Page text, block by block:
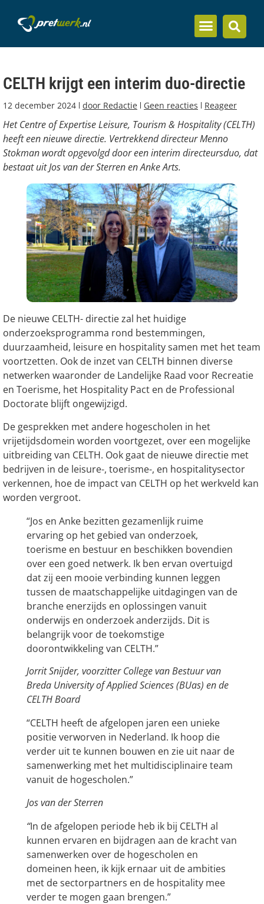
CELTH krijgt een interim duo-directie
12 december 2024 door Redactie Geen reacties Reageer
Het Centre of Expertise Leisure, Tourism & Hospitality (CELTH)
heeft een nieuwe directie. Vertrekkend directeur Menno
Stokman wordt opgevolgd door een interim directeursduo, dat
bestaat uit Jos van der Sterren en Anke Arts.
De nieuwe CELTH- directie zal het huidige
onderzoeksprogramma rond bestemmingen,
duurzaamheid, leisure en hospitality samen met het team
voortzetten. Ook de inzet van CELTH binnen diverse
netwerken waaronder de Landelijke Raad voor Recreatie
en Toerisme, het Hospitality Pact en de Professional
Doctorate blijft ongewijzigd.
De gesprekken met andere hogescholen in het
vrijetijdsdomein worden voortgezet, over een mogelijke
uitbreiding van CELTH. Ook gaat de nieuwe directie met
bedrijven in de leisure-, toerisme-, en hospitalitysector
verkennen, hoe de impact van CELTH op het werkveld kan
worden vergroot.
“Jos en Anke bezitten gezamenlijk ruime
ervaring op het gebied van onderzoek,
toerisme en bestuur en beschikken bovendien
over een goed netwerk. Ik ben ervan overtuigd
dat zij een mooie verbinding kunnen leggen
tussen de maatschappelijke uitdagingen van de
branche enerzijds en oplossingen vanuit
onderwijs en onderzoek anderzijds. Dit is
belangrijk voor de toekomstige
doorontwikkeling van CELTH.”
Jorrit Snijder, voorzitter College van Bestuur van
Breda University of Applied Sciences (BUas) en de
CELTH Board
“CELTH heeft de afgelopen jaren een unieke
positie verworven in Nederland. Ik hoop die
verder uit te kunnen bouwen en zie uit naar de
samenwerking met het multidisciplinaire team
vanuit de hogescholen.”
Jos van der Sterren
“In de afgelopen periode heb ik bij CELTH al
kunnen ervaren en bijdragen aan de kracht van
samenwerken over de hogescholen en
domeinen heen, ik kijk ernaar uit de ambities
met de sectorpartners en de hospitality mee
verder te mogen gaan brengen.”